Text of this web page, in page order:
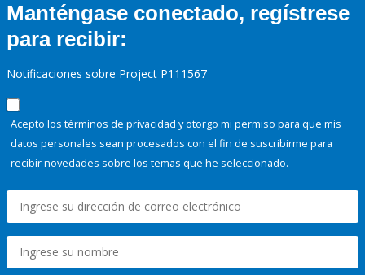
Manténgase conectado, regístrese
para recibir:
Notificaciones sobre Project P111567
Acepto los términos de privacidad y otorgo mi permiso para que mis
datos personales sean procesados con el fin de suscribirme para
recibir novedades sobre los temas que he seleccionado.